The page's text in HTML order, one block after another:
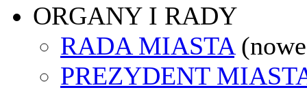
ORGANY I RADY
RADA MIASTA
PREZYDENT